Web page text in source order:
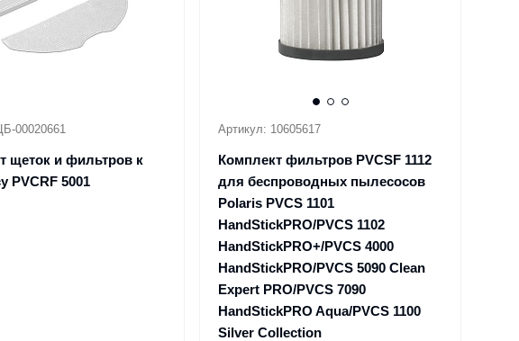
00020661
щеток и фильтров к
PVCRF 5001
Артикул: 10605617
Комплект фильтров PVCSF 1112
для беспроводных пылесосов
Polaris PVCS 1101
HandStickPRO/PVCS 1102
HandStickPRO+/PVCS 4000
HandStickPRO/PVCS 5090 Clean
Expert PRO/PVCS 7090
HandStickPRO Aqua/PVCS 1100
Silver Collection